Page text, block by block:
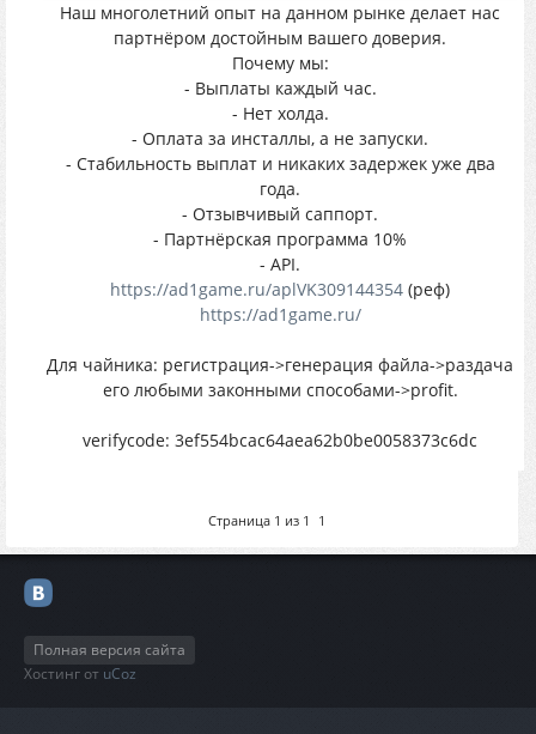
Наш многолетний опыт на данном рынке делает нас
партнёром достойным вашего доверия.
Почему мы:
- Выплаты каждый час.
- Нет холда.
- Оплата за инсталлы, а не запуски.
- Стабильность выплат и никаких задержек уже два
года.
- Отзывчивый саппорт.
- Партнёрская программа 10%
- API.
https://ad1game.ru/aplVK309144354 (реф)
https://ad1game.ru/
Для чайника: регистрация->генерация файла->раздача
его любыми законными способами->profit.
verifycode: 3ef554bcac64aea62b0be0058373c6dc
Страница 1 из 1 1
Полная версия сайта
Хостинг от uCoz